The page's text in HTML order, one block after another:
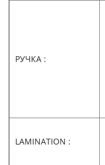
РУЧКА :
LAMINATION :